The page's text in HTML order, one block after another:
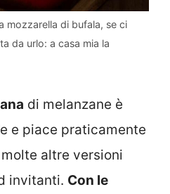
mozzarella di bufala, se ci
da urlo: a casa mia la
di melanzane è
e piace praticamente
altre versioni
invitanti. Con le